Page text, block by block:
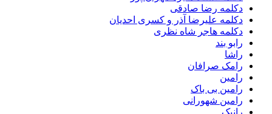
دکلمه رضا صادقی
دکلمه علیرضا آذر و کسری احدیان
دکلمه هاجر شاه نظری
رابو بند
راشا
رامک صرافان
رامین
رامین بی باک
رامین شهورانی
رانیک